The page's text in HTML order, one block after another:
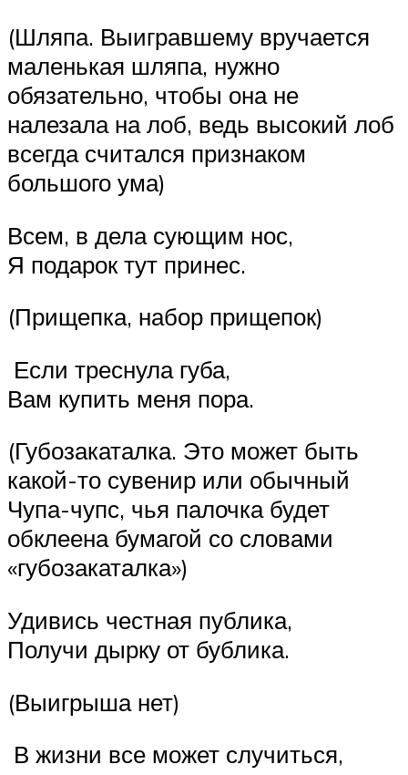
(Шляпа. Выигравшему вручается
маленькая шляпа, нужно
обязательно, чтобы она не
налезала на лоб, ведь высокий лоб
всегда считался признаком
большого ума)
Всем, в дела сующим нос,
Я подарок тут принес.
(Прищепка, набор прищепок)
Если треснула губа,
Вам купить меня пора.
(Губозакаталка. Это может быть
какой-то сувенир или обычный
Чупа-чупс, чья палочка будет
обклеена бумагой со словами
«губозакаталка»)
Удивись честная публика,
Получи дырку от бублика.
(Выигрыша нет)
В жизни все может случиться,